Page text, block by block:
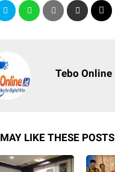
Tebo Online
LIKE THESE POSTS